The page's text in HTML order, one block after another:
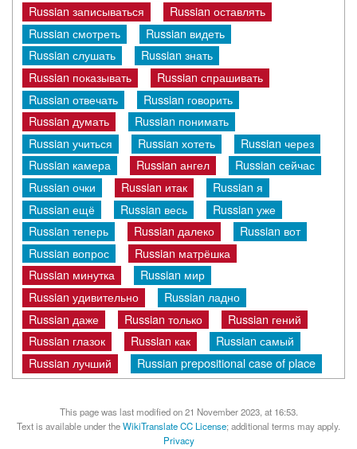
Russian записываться
Russian оставлять
Russian смотреть
Russian видеть
Russian слушать
Russian знать
Russian показывать
Russian спрашивать
Russian отвечать
Russian говорить
Russian думать
Russian понимать
Russian учиться
Russian хотеть
Russian через
Russian камера
Russian ангел
Russian сейчас
Russian очки
Russian итак
Russian я
Russian ещё
Russian весь
Russian уже
Russian теперь
Russian далеко
Russian вот
Russian вопрос
Russian матрёшка
Russian минутка
Russian мир
Russian удивительно
Russian ладно
Russian даже
Russian только
Russian гений
Russian глазок
Russian как
Russian самый
Russian лучший
Russian prepositional case of place
This page was last modified on 21 November 2023, at 16:53.
Text is available under theWikiTranslate CC License; additional terms may apply.
Privacy